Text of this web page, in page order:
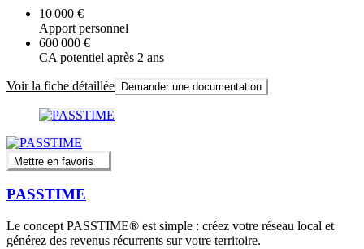
10 000 €
Apport personnel
600 000 €
CA potentiel après 2 ans
Voir la fiche détaillée Demander une documentation
Mettre en favoris
PASSTIME
Le concept PASSTIME® est simple : créez votre réseau local et
générez des revenus récurrents sur votre territoire.